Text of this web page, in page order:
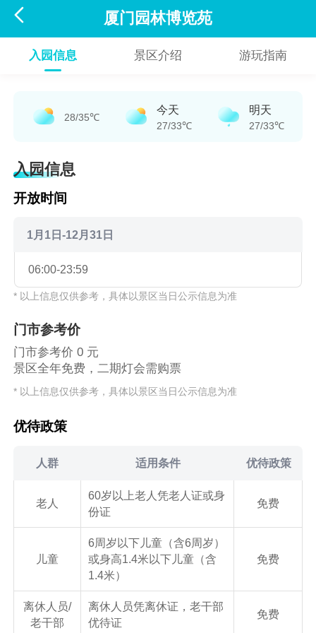
 厦门园林博览苑
入园信息 景区介绍 游玩指南
28/35℃
今天
27/33℃
明天
27/33℃
入园信息
开放时间
1月1日-12月31日
06:00-23:59
* 以上信息仅供参考，具体以景区当日公示信息为准
门市参考价
门市参考价 0 元
景区全年免费，二期灯会需购票
* 以上信息仅供参考，具体以景区当日公示信息为准
优待政策
人群 适用条件 优待政策
老人
60岁以上老人凭老人证或身
份证
免费
儿童
6周岁以下儿童（含6周岁）
或身高1.4米以下儿童（含
1.4米）
免费
离休人员/
老干部
离休人员凭离休证，老干部
优待证
免费